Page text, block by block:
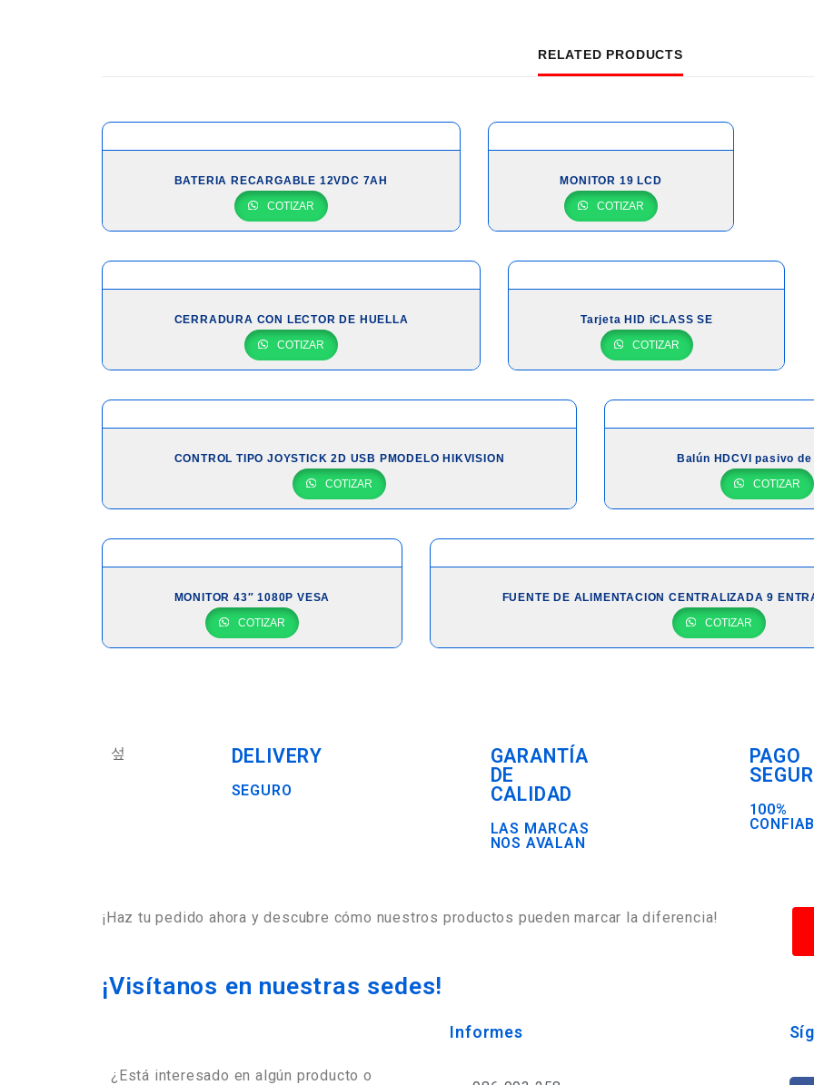
RELATED PRODUCTS
BATERIA RECARGABLE 12VDC 7AH
COTIZAR
MONITOR 19 LCD
COTIZAR
CERRADURA CON LECTOR DE HUELLA
COTIZAR
Tarjeta HID iCLASS SE
COTIZAR
CONTROL TIPO JOYSTICK 2D USB PMODELO HIKVISION
COTIZAR
Balún HDCVI pasivo
COTIZAR
MONITOR 43″ 1080P VESA
COTIZAR
FUENTE DE ALIMENTACION CENTRALIZADA 9
COTIZAR
DELIVERY
SEGURO
GARANTÍA
DE
CALIDAD
LAS MARCAS
NOS AVALAN
PAGO
100%
¡Haz tu pedido ahora y descubre cómo nuestros productos pueden marcar la diferencia!
¡Visítanos en nuestras sedes!
¿Está interesado en algún producto o
Informes